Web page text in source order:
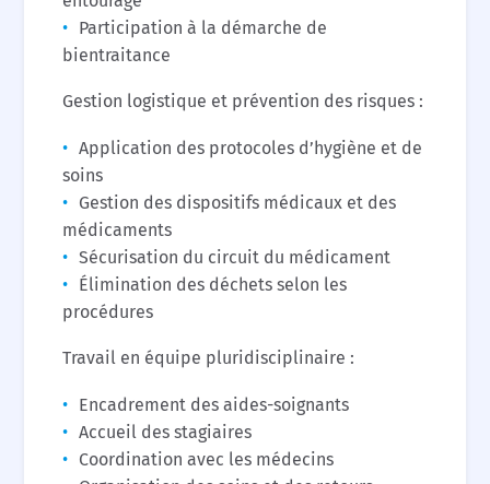
Participation à la démarche de
bientraitance
Gestion logistique et prévention des risques :
Application des protocoles d’hygiène et de
soins
Gestion des dispositifs médicaux et des
médicaments
Sécurisation du circuit du médicament
Élimination des déchets selon les
procédures
Travail en équipe pluridisciplinaire :
Encadrement des aides-soignants
Accueil des stagiaires
Coordination avec les médecins